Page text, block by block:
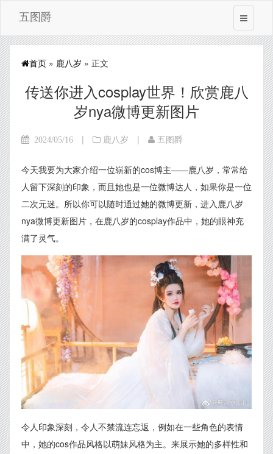
五图爵
首页 » 鹿八岁 » 正文
传送你进入cosplay世界！欣赏鹿八
岁nya微博更新图片
2024/05/16 | 鹿八岁 | 五图爵
今天我要为大家介绍一位崭新的cos博主——鹿八岁，常常给
人留下深刻的印象，而且她也是一位微博达人，如果你是一位
二次元迷。所以你可以随时通过她的微博更新，进入鹿八岁
nya微博更新图片，在鹿八岁的cosplay作品中，她的眼神充
满了灵气。
令人印象深刻，令人不禁流连忘返，例如在一些角色的表情
中，她的cos作品风格以萌妹风格为主。来展示她的多样性和